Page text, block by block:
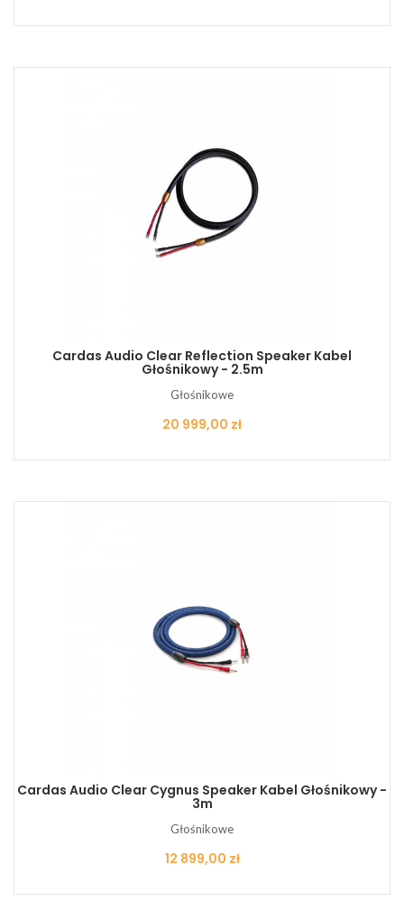
Cardas Audio Clear Reflection Speaker Kabel
Głośnikowy - 2.5m
Głośnikowe
Cena
20 999,00 zł
Cardas Audio Clear Cygnus Speaker Kabel Głośnikowy -
3m
Głośnikowe
Cena
12 899,00 zł